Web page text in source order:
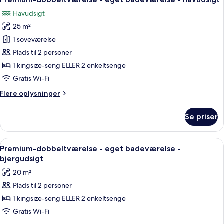
havudsigt
alle
billeder
af
Premium-
dobbeltværelse
-
eget
-
Havudsigt
25 m²
1 soveværelse
Plads til 2 personer
1 kingsize-seng ELLER 2 enkeltsenge
Gratis Wi-Fi
Flere oplysninger
Flere
dobbeltværelse
eget
badeværelse
havudsigt
Se priser
Indlæs
alle
billeder
af
Premium-
dobbeltværelse
-
Et hotelværelse med en stor seng,
6
Premium-dobbeltværelse - eget badeværelse -
bjergudsigt
20 m²
Plads til 2 personer
1 kingsize-seng ELLER 2 enkeltsenge
Gratis Wi-Fi